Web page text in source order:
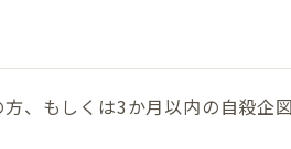
、もしくは3か月以内の自殺企